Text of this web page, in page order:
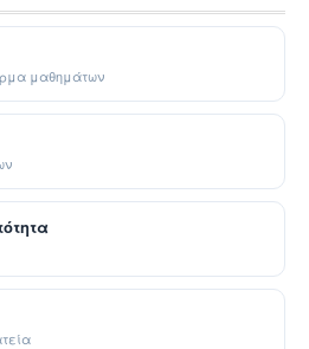
μαθημάτων